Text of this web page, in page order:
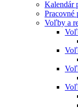
Kalendár
Pracovné
Voľby a